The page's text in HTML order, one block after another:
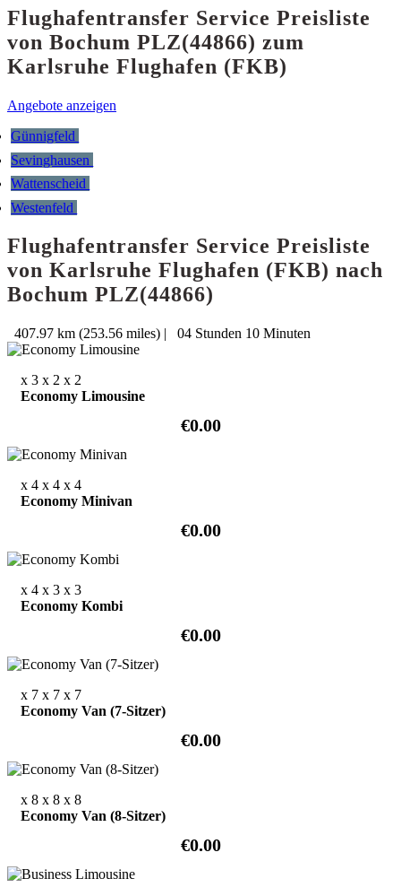
Flughafentransfer Service Preisliste
von Bochum PLZ(44866) zum
Karlsruhe Flughafen (FKB)
Angebote anzeigen
Günnigfeld
Sevinghausen
Wattenscheid
Westenfeld
Flughafentransfer Service Preisliste
von Karlsruhe Flughafen (FKB) nach
Bochum PLZ(44866)
407.97 km (253.56 miles) | 04 Stunden 10 Minuten
x 3 x 2 x 2
Economy Limousine
€0.00
x 4 x 4 x 4
Economy Minivan
€0.00
x 4 x 3 x 3
Economy Kombi
€0.00
x 7 x 7 x 7
Economy Van (7-Sitzer)
€0.00
x 8 x 8 x 8
Economy Van (8-Sitzer)
€0.00